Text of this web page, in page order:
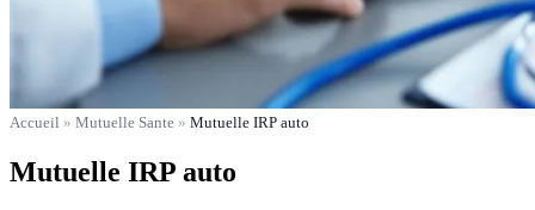
Accueil » Mutuelle Sante » Mutuelle IRP auto
Mutuelle IRP auto